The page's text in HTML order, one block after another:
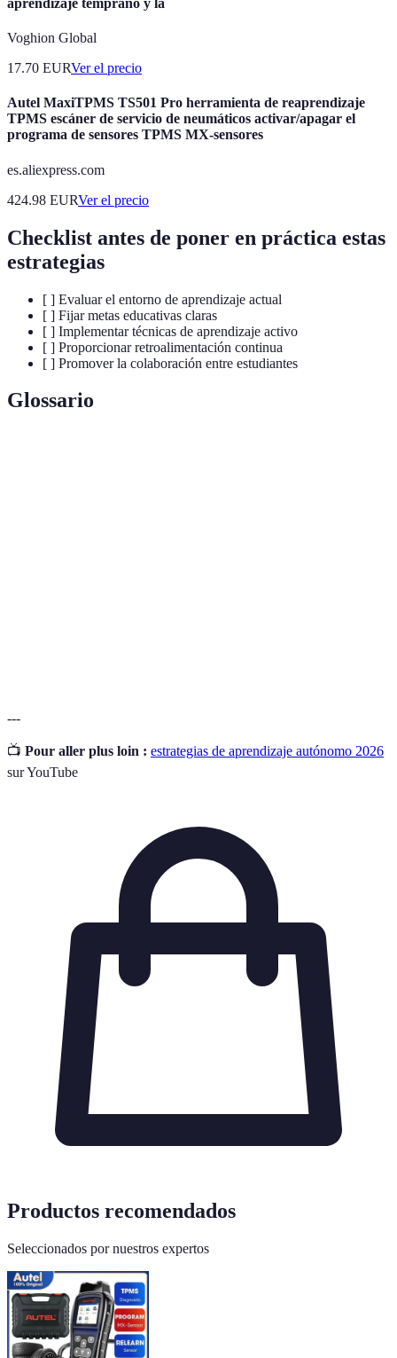
aprendizaje temprano y la
Voghion Global
17.70 EURVer el precio
Autel MaxiTPMS TS501 Pro herramienta de reaprendizaje
TPMS escáner de servicio de neumáticos activar/apagar el
programa de sensores TPMS MX-sensores
es.aliexpress.com
424.98 EURVer el precio
Checklist antes de poner en práctica estas
estrategias
[ ] Evaluar el entorno de aprendizaje actual
[ ] Fijar metas educativas claras
[ ] Implementar técnicas de aprendizaje activo
[ ] Proporcionar retroalimentación continua
[ ] Promover la colaboración entre estudiantes
Glossario
---
📺 Pour aller plus loin : estrategias de aprendizaje autónomo 2026
sur YouTube
Productos recomendados
Seleccionados por nuestros expertos